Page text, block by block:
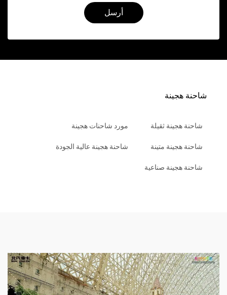
أرسل
شاحنة هجينة
شاحنة هجينة ثقيلة مورد شاحنات هجينة
شاحنة هجينة متينة شاحنة هجينة عالية الجودة
شاحنة هجينة صناعية